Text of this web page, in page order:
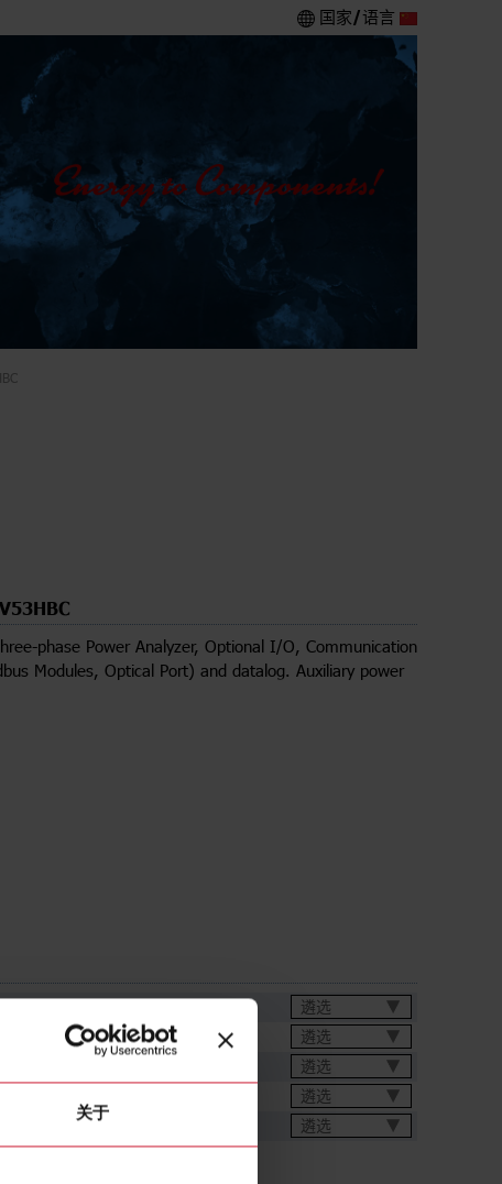
关于
国家/语言
phase Power Analyzer, Optional I/O, Communication
Modules, Optical Port) and datalog. Auxiliary power
遴选
遴选
遴选
遴选
遴选